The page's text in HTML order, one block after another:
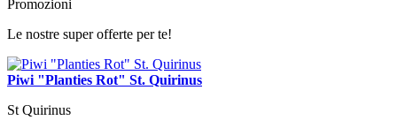
Promozioni
Le nostre super offerte per te!
Piwi "Planties Rot" St. Quirinus
St Quirinus